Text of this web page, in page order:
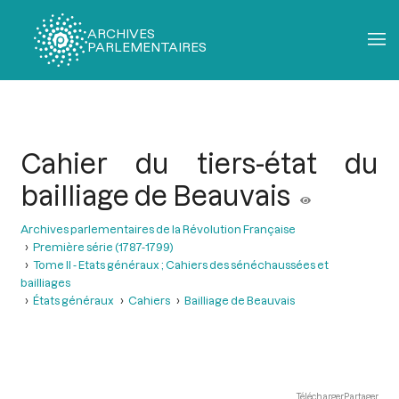
ARCHIVES
PARLEMENTAIRES
Cahier du tiers-état du
bailliage de Beauvais
Archives parlementaires de la Révolution Française
Première série (1787-1799)
Tome II - Etats généraux ; Cahiers des sénéchaussées et
bailliages
États généraux
Cahiers Bailliage de Beauvais
TéléchargerPartager